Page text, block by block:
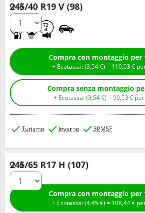
245/40 R19 V (98)
72
B
Q.tà
Compra
+ Ecotassa: (3,54€ ) = 110,03€
+ Ecotassa: (3,54€ ) =90,53 €
Turismo Inverno 3PMSF
245/65 R17 H (107)
Q.tà
Compra
+ Ecotassa: (4,45€ ) = 108,44€